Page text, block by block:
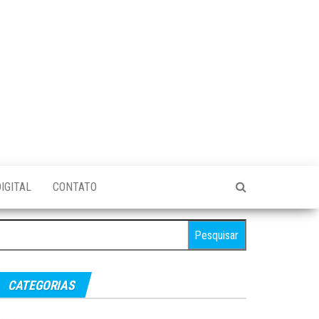
CONTATO
CATEGORIAS